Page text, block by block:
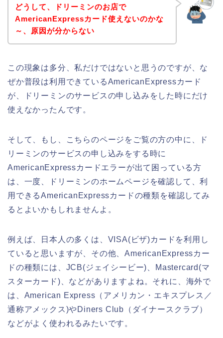
どうして、ドリーミンのお店で
AmericanExpressカード使えないのかな
～、原因が分からない
この現象は多分、私だけではないと思うのですが、な
ぜか普段は利用できているAmericanExpressカード
が、ドリーミンのサービスの申し込みをした時にだけ
使えなかったんです。
そして、もし、こちらのページをご覧の方の中に、ド
リーミンのサービスの申し込みをする時に
AmericanExpressカードエラーが出て困っている方
は、一度、ドリーミンのホームページを確認して、利
用できるAmericanExpressカードの種類を確認してみ
るとよいかもしれませんよ。
例えば、日本人の多くは、VISA(ビザ)カードを利用し
ていると思いますが、その他、AmericanExpressカー
ドの種類には、JCB(ジェイシービー)、Mastercard(マ
スターカード)、などがありますよね。それに、海外で
は、American Express（アメリカン・エキスプレス／
通称アメックス)やDiners Club（ダイナースクラブ）
などがよく使われるみたいです。